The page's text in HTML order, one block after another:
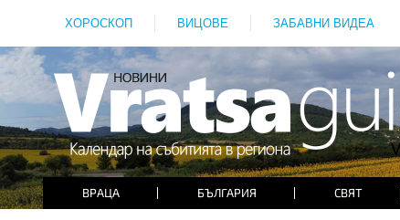
ХОРОСКОП ВИЦОВЕ ЗАБАВНИ ВИДЕА
ВРАЦА БЪЛГАРИЯ СВЯТ